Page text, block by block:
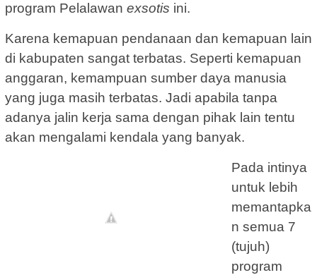
program Pelalawan exsotis ini.
Karena kemapuan pendanaan dan kemapuan lain
di kabupaten sangat terbatas. Seperti kemapuan
anggaran, kemampuan sumber daya manusia
yang juga masih terbatas. Jadi apabila tanpa
adanya jalin kerja sama dengan pihak lain tentu
akan mengalami kendala yang banyak.
Pada intinya
untuk lebih
memantapka
n semua 7
(tujuh)
program